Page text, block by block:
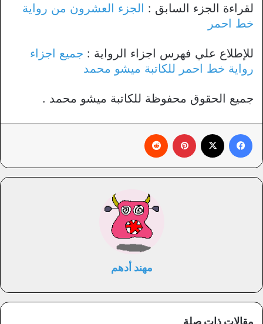
لقراءة الجزء السابق : الجزء العشرون من رواية
خط احمر
للإطلاع علي فهرس اجزاء الرواية : جميع اجزاء
رواية خط احمر للكاتبة ميشو محمد
جميع الحقوق محفوظة للكاتبة ميشو محمد .
مهند أدهم
مقالات ذات صلة